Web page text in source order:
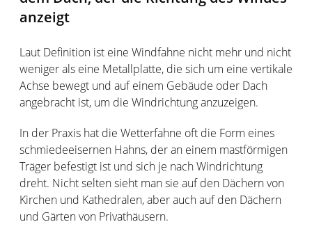
anzeigt
Laut Definition ist eine Windfahne nicht mehr und nicht
weniger als eine Metallplatte, die sich um eine vertikale
Achse bewegt und auf einem Gebäude oder Dach
angebracht ist, um die Windrichtung anzuzeigen.
In der Praxis hat die Wetterfahne oft die Form eines
schmiedeeisernen Hahns, der an einem mastförmigen
Träger befestigt ist und sich je nach Windrichtung
dreht. Nicht selten sieht man sie auf den Dächern von
Kirchen und Kathedralen, aber auch auf den Dächern
und Gärten von Privathäusern.